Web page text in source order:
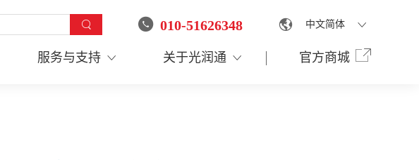
中文简体
010-51626348
服务与支持 关于光润通 官方商城